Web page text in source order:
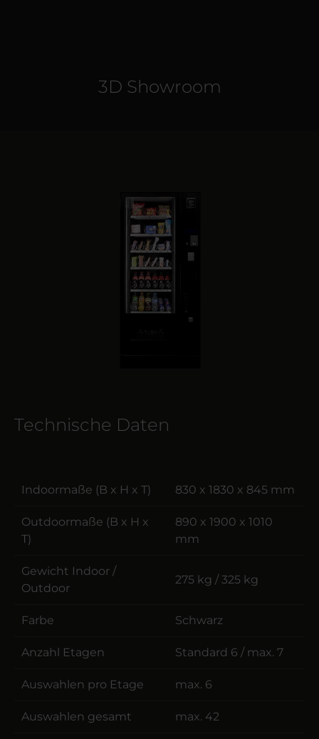
3D Showroom
Technische Daten
Indoormaße (B x H x T) 830 x 1830 x 845 mm
Outdoormaße (B x H x
T)
890 x 1900 x 1010
mm
Gewicht Indoor /
Outdoor
275 kg / 325 kg
Farbe Schwarz
Anzahl Etagen Standard 6 / max. 7
Auswahlen pro Etage max. 6
Auswahlen gesamt max. 42